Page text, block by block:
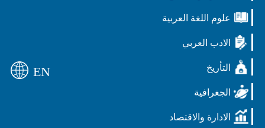
علوم اللغة العربية
الادب العربي
التأريخ
الجغرافية
الادارة والاقتصاد
EN